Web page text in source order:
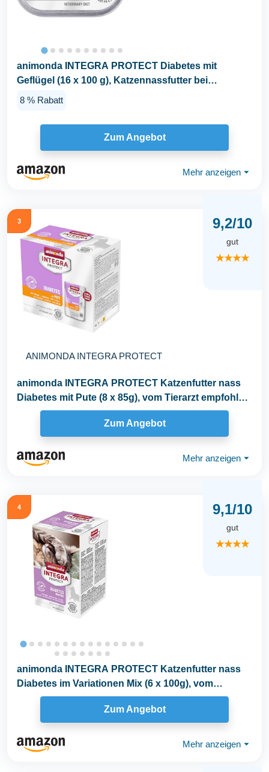
animonda INTEGRA PROTECT Diabetes mit
Geflügel (16 x 100 g), Katzennassfutter bei
Diabetes...
8 % Rabatt
Zum Angebot
Mehr anzeigen ⏷
3
ANIMONDA INTEGRA PROTECT
9,2/10
gut
★★★★
animonda INTEGRA PROTECT Katzenfutter nass
Diabetes mit Pute (8 x 85g), vom Tierarzt empfohlen
Zum Angebot
Mehr anzeigen ⏷
4 9,1/10
gut
★★★★
animonda INTEGRA PROTECT Katzenfutter nass
Diabetes im Variationen Mix (6 x 100g), vom
Tierarzt...
Zum Angebot
Mehr anzeigen ⏷